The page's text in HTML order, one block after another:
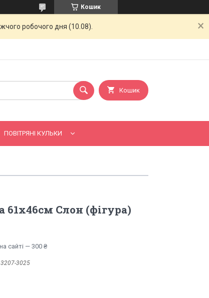
Кошик
робочого дня (10.08).
Кошик
ПОВІТРЯНІ КУЛЬКИ
61х46см Слон (фігура)
сайті — 300 ₴
3207-3025